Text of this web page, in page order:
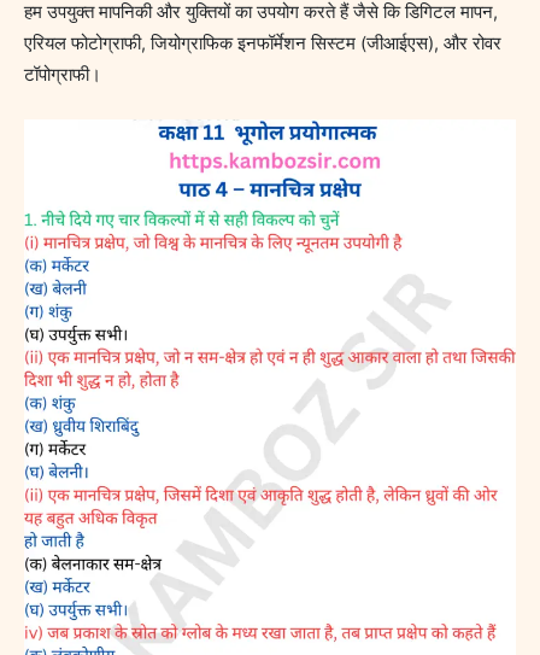
हम उपयुक्त मापनिकी और युक्तियों का उपयोग करते हैं जैसे कि डिगिटल मापन,
एरियल फोटोग्राफी, जियोग्राफिक इनफॉर्मेशन सिस्टम (जीआईएस), और रोवर
टॉपोग्राफी।